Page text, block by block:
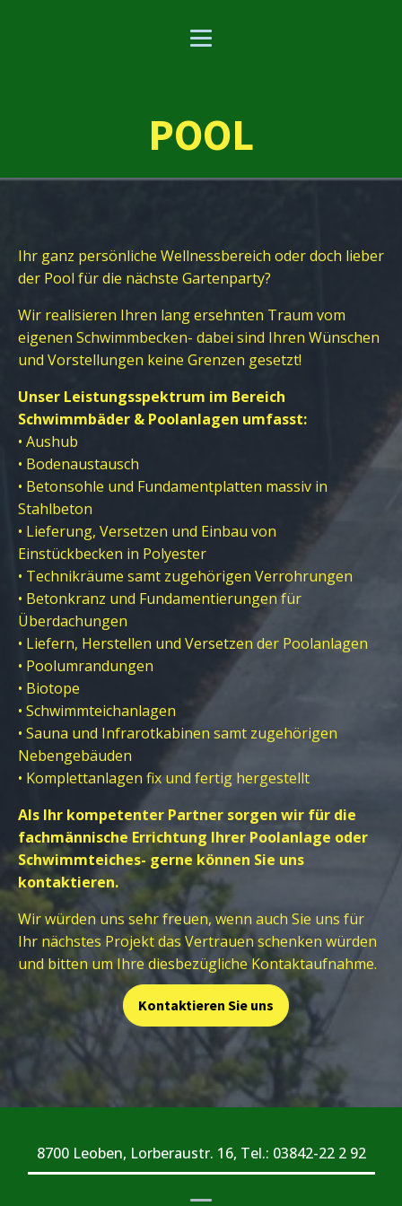
POOL
Ihr ganz persönliche Wellnessbereich oder doch lieber
der Pool für die nächste Gartenparty?
Wir realisieren Ihren lang ersehnten Traum vom
eigenen Schwimmbecken- dabei sind Ihren Wünschen
und Vorstellungen keine Grenzen gesetzt!
Unser Leistungsspektrum im Bereich
Schwimmbäder & Poolanlagen umfasst:
• Aushub
• Bodenaustausch
• Betonsohle und Fundamentplatten massiv in
Stahlbeton
• Lieferung, Versetzen und Einbau von
Einstückbecken in Polyester
• Technikräume samt zugehörigen Verrohrungen
• Betonkranz und Fundamentierungen für
Überdachungen
• Liefern, Herstellen und Versetzen der Poolanlagen
• Poolumrandungen
• Biotope
• Schwimmteichanlagen
• Sauna und Infrarotkabinen samt zugehörigen
Nebengebäuden
• Komplettanlagen fix und fertig hergestellt
Als Ihr kompetenter Partner sorgen wir für die
fachmännische Errichtung Ihrer Poolanlage oder
Schwimmteiches- gerne können Sie uns
kontaktieren.
Wir würden uns sehr freuen, wenn auch Sie uns für
Ihr nächstes Projekt das Vertrauen schenken würden
und bitten um Ihre diesbezügliche Kontaktaufnahme.
Kontaktieren Sie uns
8700 Leoben, Lorberaustr. 16, Tel.: 03842-22 2 92